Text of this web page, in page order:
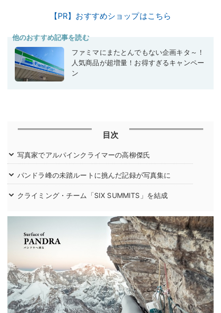
【PR】おすすめショップはこちら
他のおすすめ記事を読む
ファミマにまたとんでもない企画キタ～！
人気商品が超増量！お得すぎるキャンペー
ン
目次
写真家でアルパインクライマーの高柳傑氏
パンドラ峰の未踏ルートに挑んだ記録が写真集に
クライミング・チーム「SIX SUMMITS」を結成